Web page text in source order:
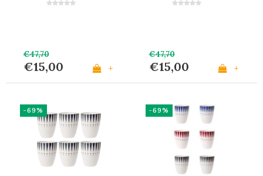
€47,70
€15,00 +
€47,70
€15,00 +
-69% -69%